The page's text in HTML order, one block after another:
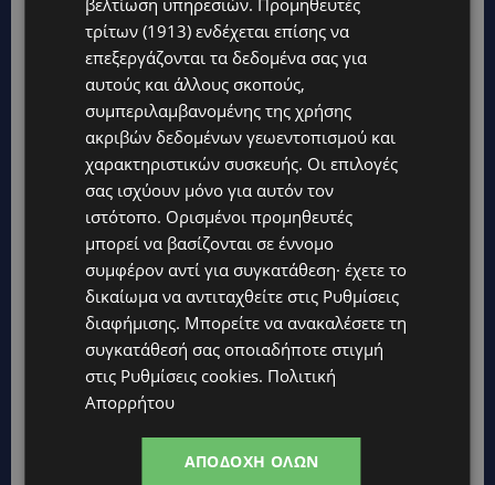
ΤΑΣΟΣ ΧΑΤΖΗΓΙΟΒΑΝΗΣ: Η συγκλονιστική ιστορία του
12χρονου Δημήτρη και η δωρεά των 12.500 ευρώ που του
έδωσε ελπίδα
ΕΞΩΤΙΚΑ ΖΩΑ ΣΤΗΝ ΚΥΠΡΟ: Πότε επιτρέπεται και πότε
απαγορεύεται να έχεις μαϊμού ως κατοικίδιο – Ποια ζώα
μπορείς να διατηρείς νόμιμα
UPDATES
ΧΩΡΙΣ ΣΩΣΣΙΒΙΟ Η ΘΑΛΑΣΣΙΑ ΣΥΝΔΕΣΗ ΚΥΠΡΟΥ-ΕΛΛΑΔΑΣ:
«Χωρίς επιδότηση το πλοίο δεν θα ξανασηκώσει άγκυρα»
STORIES
ΜΑΡΙΝΟΣ ΚΩΝΣΤΑΝΤΙΝΙΔΗΣ: Οι πρωτοβουλίες για να
ξαναζωντανέψει η Μακαρίου και το κέντρο της Λευκωσίας-
(Βίντεο)
τρίτων (1913) ενδέχεται επίσης να
επεξεργάζονται τα δεδομένα σας για
αυτούς και άλλους σκοπούς,
συμπεριλαμβανομένης της χρήσης
ακριβών δεδομένων γεωεντοπισμού και
χαρακτηριστικών συσκευής. Οι επιλογές
σας ισχύουν μόνο για αυτόν τον
ιστότοπο. Ορισμένοι προμηθευτές
μπορεί να βασίζονται σε έννομο
συμφέρον αντί για συγκατάθεση· έχετε το
δικαίωμα να αντιταχθείτε στις Ρυθμίσεις
διαφήμισης. Μπορείτε να ανακαλέσετε τη
συγκατάθεσή σας οποιαδήποτε στιγμή
στις Ρυθμίσεις cookies. Πολιτική
Απορρήτου
ΑΠΟΔΟΧΉ ΌΛΩΝ